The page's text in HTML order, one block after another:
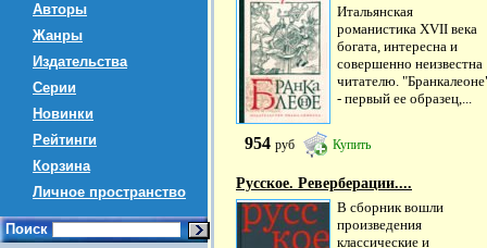
Авторы
Жанры
Издательства
Серии
Новинки
Рейтинги
Корзина
Личное пространство
Поиск
Итальянская
романистика XVII века
богата, интересна и
совершенно неизвестна
читателю.
- первый ее образец,...
954 руб Купить
Русское. Реверберации....
В сборник вошли
произведения
классические и